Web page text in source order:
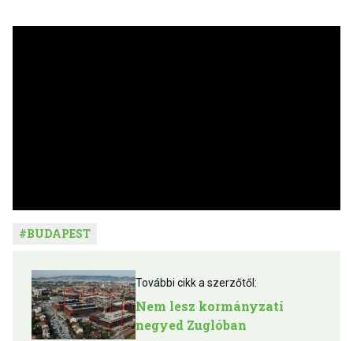
#BUDAPEST
További cikk a szerzőtől:
Nem lesz kormányzati
negyed Zuglóban